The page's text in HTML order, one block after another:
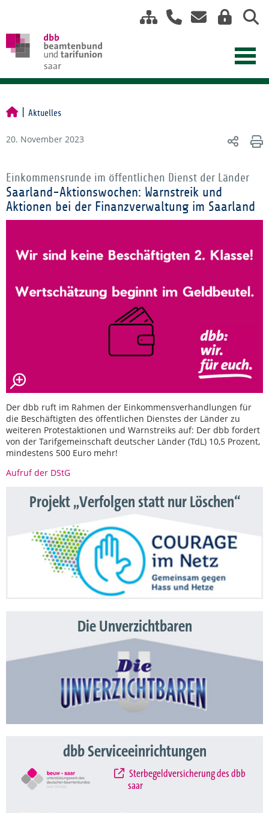
Aktuelles
20. November 2023
Einkommensrunde im öffentlichen Dienst der Länder
Saarland-Aktionswochen: Warnstreik und
Aktionen bei der Finanzverwaltung im Saarland
Der dbb ruft im Rahmen der Einkommensverhandlungen für
die Beschäftigten des öffentlichen Dienstes der Länder zu
weiteren Protestaktionen und Warnstreiks auf: Der dbb fordert
von der Tarifgemeinschaft deutscher Länder (TdL) 10,5 Prozent,
mindestens 500 Euro mehr!
Aufruf der DStG
Projekt „Verfolgen statt nur Löschen“
Die Unverzichtbaren
dbb Serviceeinrichtungen
Sterbegeldversicherung des dbb
saar